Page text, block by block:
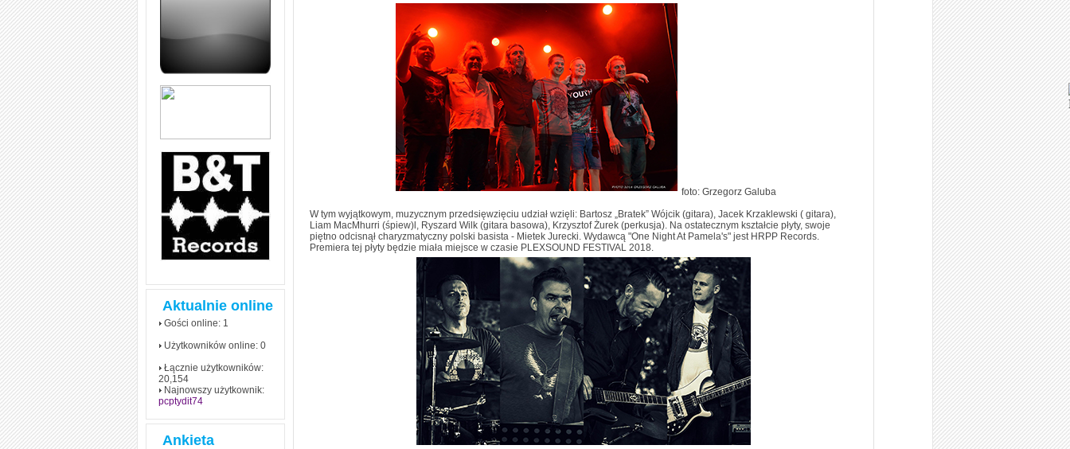
zapamiętasz
zrozumiale wytłumaczył, na
(reported speech) w języku
angielskim
dłużej!
Aktualnie online
Gości online: 1
Użytkowników online: 0
Łącznie użytkowników:
20,154
Najnowszy użytkownik:
pcptydit74
Ankieta
foto: Grzegorz Galuba
W tym wyjątkowym, muzycznym przedsięwzięciu udział wzięli: Bartosz „Bratek” Wójcik (gitara), Jacek Krzaklewski ( gitara),
Liam MacMhurri (śpiew)l, Ryszard Wilk (gitara basowa), Krzysztof Żurek (perkusja). Na ostatecznym kształcie płyty, swoje
piętno odcisnął charyzmatyczny polski basista - Mietek Jurecki. Wydawcą "One Night At Pamela's" jest HRPP Records.
Premiera tej płyty będzie miała miejsce w czasie PLEXSOUND FESTIVAL 2018.